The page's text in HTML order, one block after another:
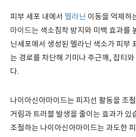
피부 세포 내에서 멜라닌 이동을 억제하
마이드는 색소침착 방지와 미백 효과를
닌세포에서 생성된 멜라닌 색소가 피부
는 경로를 차단해 기미나 주근깨, 잡티
다.
나이아신아마이드는 피지선 활동을 조
거림과 트러블 발생을 줄이는 효과가 있
조절하는 나이아신아마이드는 과도한